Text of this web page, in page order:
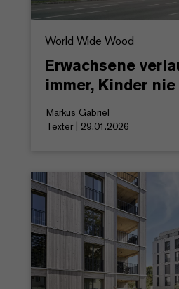
World Wide Wood
Erwachsene
immer, Kinder nie
Markus Gabriel
Texter | 29.01.2026